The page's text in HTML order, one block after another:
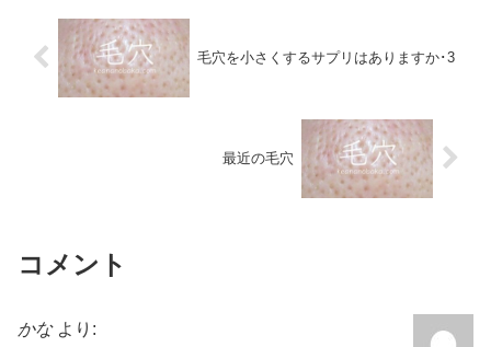
毛穴を小さくするサプリはありますか･3
最近の毛穴
コメント
かな より: